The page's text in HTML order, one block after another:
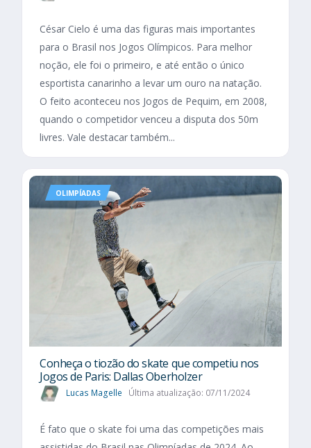
César Cielo é uma das figuras mais importantes
para o Brasil nos Jogos Olímpicos. Para melhor
noção, ele foi o primeiro, e até então o único
esportista canarinho a levar um ouro na natação.
O feito aconteceu nos Jogos de Pequim, em 2008,
quando o competidor venceu a disputa dos 50m
livres. Vale destacar também...
OLIMPÍADAS
Conheça o tiozão do skate que competiu nos
Jogos de Paris: Dallas Oberholzer
Lucas Magelle Última atualização: 07/11/2024
É fato que o skate foi uma das competições mais